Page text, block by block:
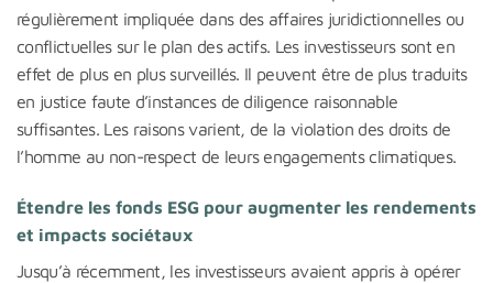
régulièrement impliquée dans des affaires juridictionnelles ou
conflictuelles sur le plan des actifs. Les investisseurs sont en
effet de plus en plus surveillés. Il peuvent être de plus traduits
en justice faute d’instances de diligence raisonnable
suffisantes. Les raisons varient, de la violation des droits de
l’homme au non-respect de leurs engagements climatiques.
Étendre les fonds ESG pour augmenter les rendements
et impacts sociétaux
Jusqu’à récemment, les investisseurs avaient appris à opérer